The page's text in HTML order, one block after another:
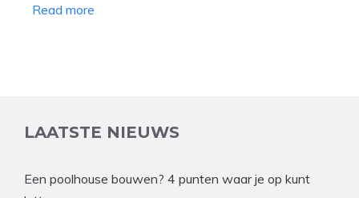
Read more
LAATSTE NIEUWS
Een poolhouse bouwen? 4 punten waar je op kunt